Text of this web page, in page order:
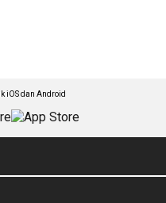
iOS dan Android